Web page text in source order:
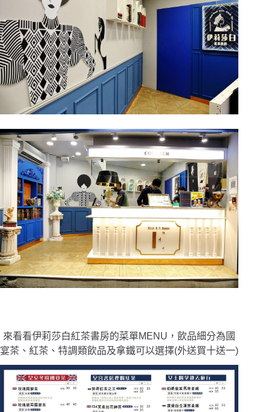
來看看伊莉莎白紅茶書房的菜單MENU，飲品細分為國
宴茶、紅茶、特調類飲品及拿鐵可以選擇(外送買十送一)